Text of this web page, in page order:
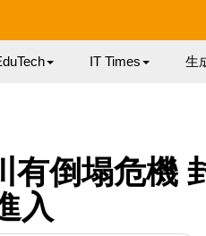
IT Times 生
有倒塌危機
入